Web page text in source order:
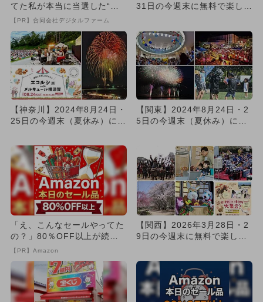
てた私が本当に当選した“買
い方”がこれ
【PR】合同会社デジタルファーム
31日の今週末に無料で楽しめ
【神奈川】2024年8月24日・
25日の今週末（夏休み）に無
【関東】2024年8月24日・2
5日の今週末（夏休み）に無
「え、こんなセールやってた
の？」80％OFF以上が続々
登場！Amazonの本気が...
【PR】Amazon
【関西】2026年3月28日・2
9日の今週末に無料で楽しめ